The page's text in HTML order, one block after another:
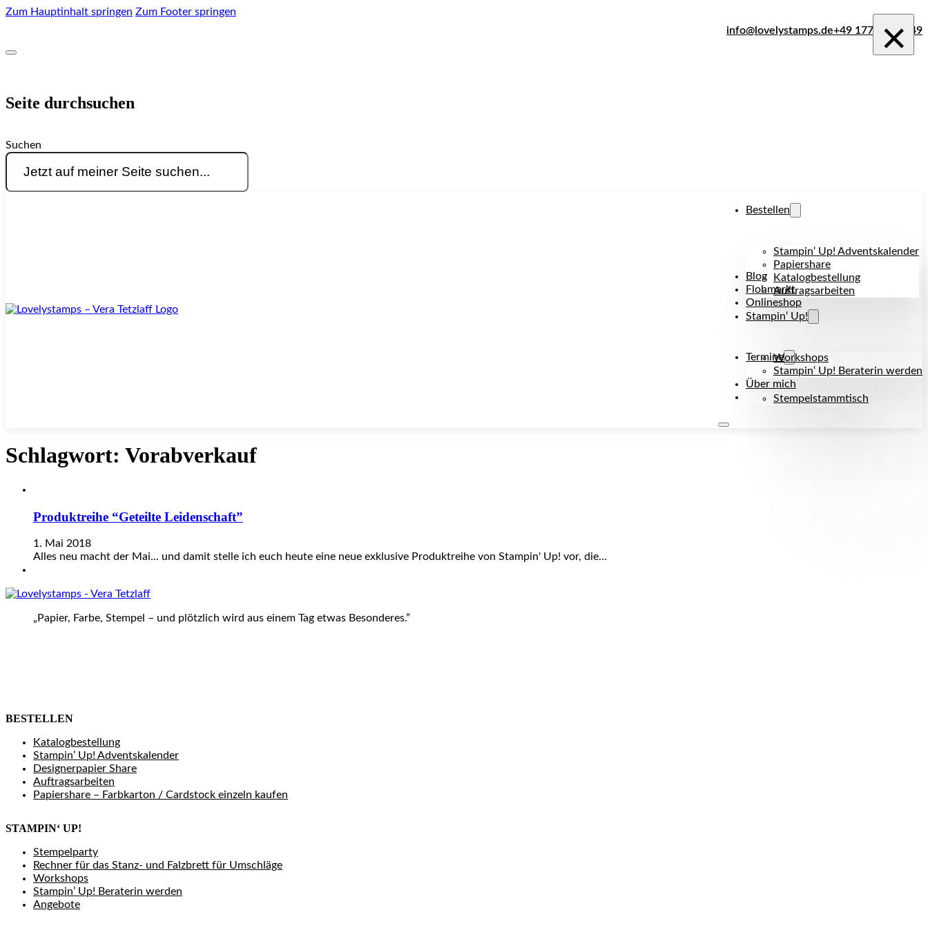
Zum Hauptinhalt springen Zum Footer springen
info@lovelystamps.de+49 177 242 1849
Seite durchsuchen
Suchen
×
Bestellen
Stampin‘ Up! Adventskalender
Papiershare
Katalogbestellung
Auftragsarbeiten
Blog
Flohmarkt
Onlineshop
Stampin‘ Up!
Workshops
Stampin‘ Up! Beraterin werden
Termine
Stempelstammtisch
Über mich
Kontakt
Schlagwort: Vorabverkauf
Produktreihe “Geteilte Leidenschaft”
1. Mai 2018
Alles neu macht der Mai... und damit stelle ich euch heute eine neue exklusive Produktreihe von Stampin' Up! vor, die…
„Papier, Farbe, Stempel – und plötzlich wird aus einem Tag etwas Besonderes.”
BESTELLEN
Katalogbestellung
Stampin’ Up! Adventskalender
Designerpapier Share
Auftragsarbeiten
Papiershare – Farbkarton / Cardstock einzeln kaufen
STAMPIN‘ UP!
Stempelparty
Rechner für das Stanz- und Falzbrett für Umschläge
Workshops
Stampin’ Up! Beraterin werden
Angebote